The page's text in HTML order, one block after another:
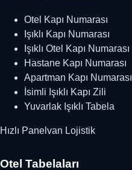
Otel Kapı Numarası
Işıklı Kapı Numarası
Işıklı Otel Kapı Numarası
Hastane Kapı Numarası
Apartman Kapı Numarası
İsimli Işıklı Kapı Zili
Yuvarlak Işıklı Tabela
Hızlı Panelvan Lojistik
Otel Tabelaları